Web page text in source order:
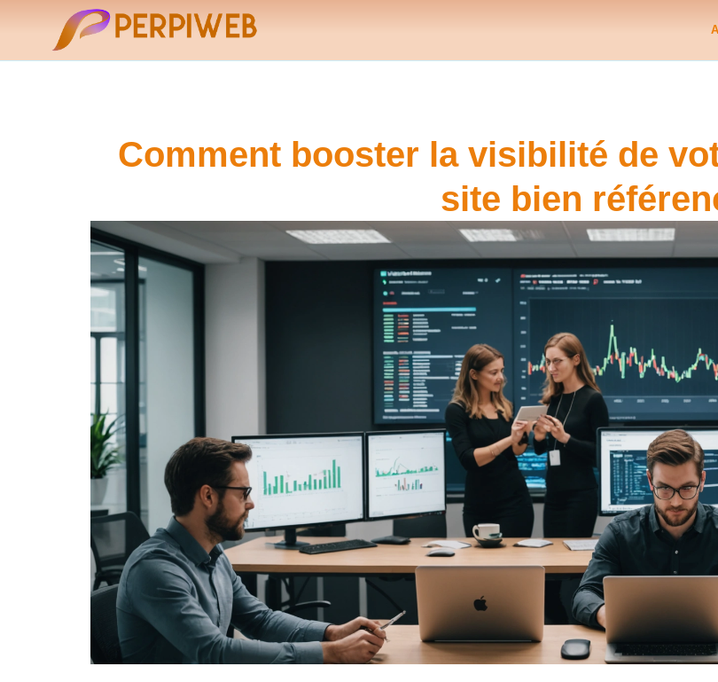
Comment booster la visibilité de
site bien